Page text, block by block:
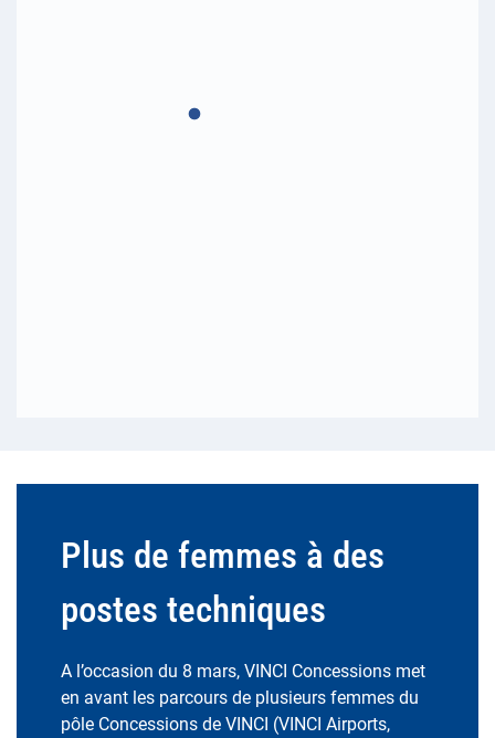
Plus de femmes à des
postes techniques
A l’occasion du 8 mars, VINCI Concessions met
en avant les parcours de plusieurs femmes du
pôle Concessions de VINCI (VINCI Airports,